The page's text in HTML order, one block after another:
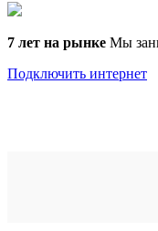
7 лет на рынке Мы
Подключить интернет